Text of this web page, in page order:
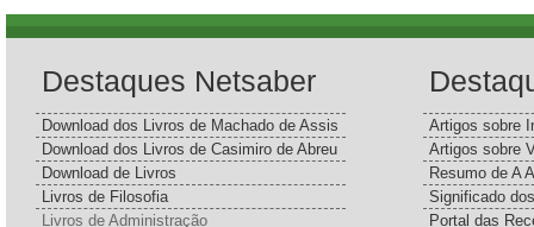
Destaques Netsaber
Download dos Livros de Machado de Assis
Download dos Livros de Casimiro de Abreu
Download de Livros
Livros de Filosofia
Livros de Administração
Artigos sobre
Artigos sobre
Resumo de A
Significado
Portal das